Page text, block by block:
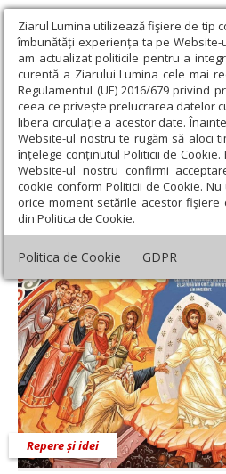
Ziarul Lumina utilizează fişiere de tip
îmbunătăți experiența ta pe Website-
am actualizat politicile pentru a
curentă a Ziarului Lumina cele mai
Regulamentul (UE) 2016/679 privind
ceea ce privește prelucrarea datelor
libera circulație a acestor date.
Website-ul nostru te rugăm să aloci
înțelege conținutul Politicii de
Website-ul nostru confirmi
cookie conform Politicii de Cookie.
orice moment setările acestor
din Politica de Cookie.
Politica de Cookie GDPR
Ziarul Lumina › Opinii › Repere și
Învierii Domnului
Ziua a opta, timpul
Repere și idei